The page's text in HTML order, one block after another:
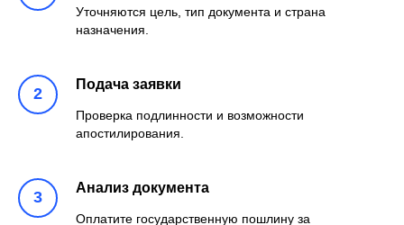
Уточняются цель, тип документа и страна
назначения.
Подача заявки
Проверка подлинности и возможности
апостилирования.
Анализ документа
Оплатите государственную пошлину за